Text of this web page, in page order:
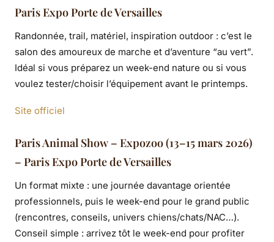
Paris Expo Porte de Versailles
Randonnée, trail, matériel, inspiration outdoor : c’est le
salon des amoureux de marche et d’aventure “au vert”.
Idéal si vous préparez un week-end nature ou si vous
voulez tester/choisir l’équipement avant le printemps.
Site officiel
Paris Animal Show – Expozoo (13–15 mars 2026)
– Paris Expo Porte de Versailles
Un format mixte : une journée davantage orientée
professionnels, puis le week-end pour le grand public
(rencontres, conseils, univers chiens/chats/NAC…).
Conseil simple : arrivez tôt le week-end pour profiter